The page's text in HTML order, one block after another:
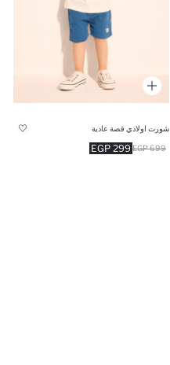
شورت اولادي قصة عادية
299 EGP 699 EGP